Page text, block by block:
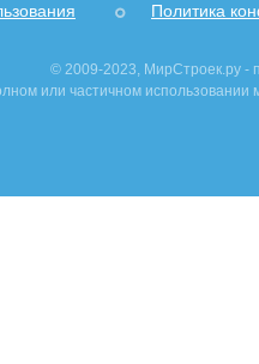
Политика
© 2009-2023, МирСтроек.ру -
или частичном использовании